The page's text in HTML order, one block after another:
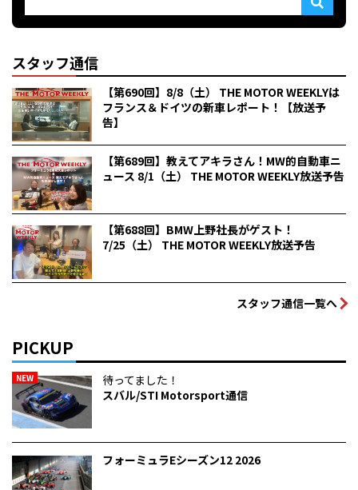
スタッフ通信
【第690回】8/8（土） THE MOTOR WEEKLYは
フランス＆ドイツの新車レポート！【放送予
告】
【第689回】教えてアキラさん！MW的自動車ニ
ュース 8/1（土） THE MOTOR WEEKLY放送予告
【第688回】BMW上野社長がゲスト！
7/25（土） THE MOTOR WEEKLY放送予告
スタッフ通信一覧へ
PICKUP
NEW
待ってました！
スバル/STI Motorsport通信
フォーミュラEシーズン12 2026